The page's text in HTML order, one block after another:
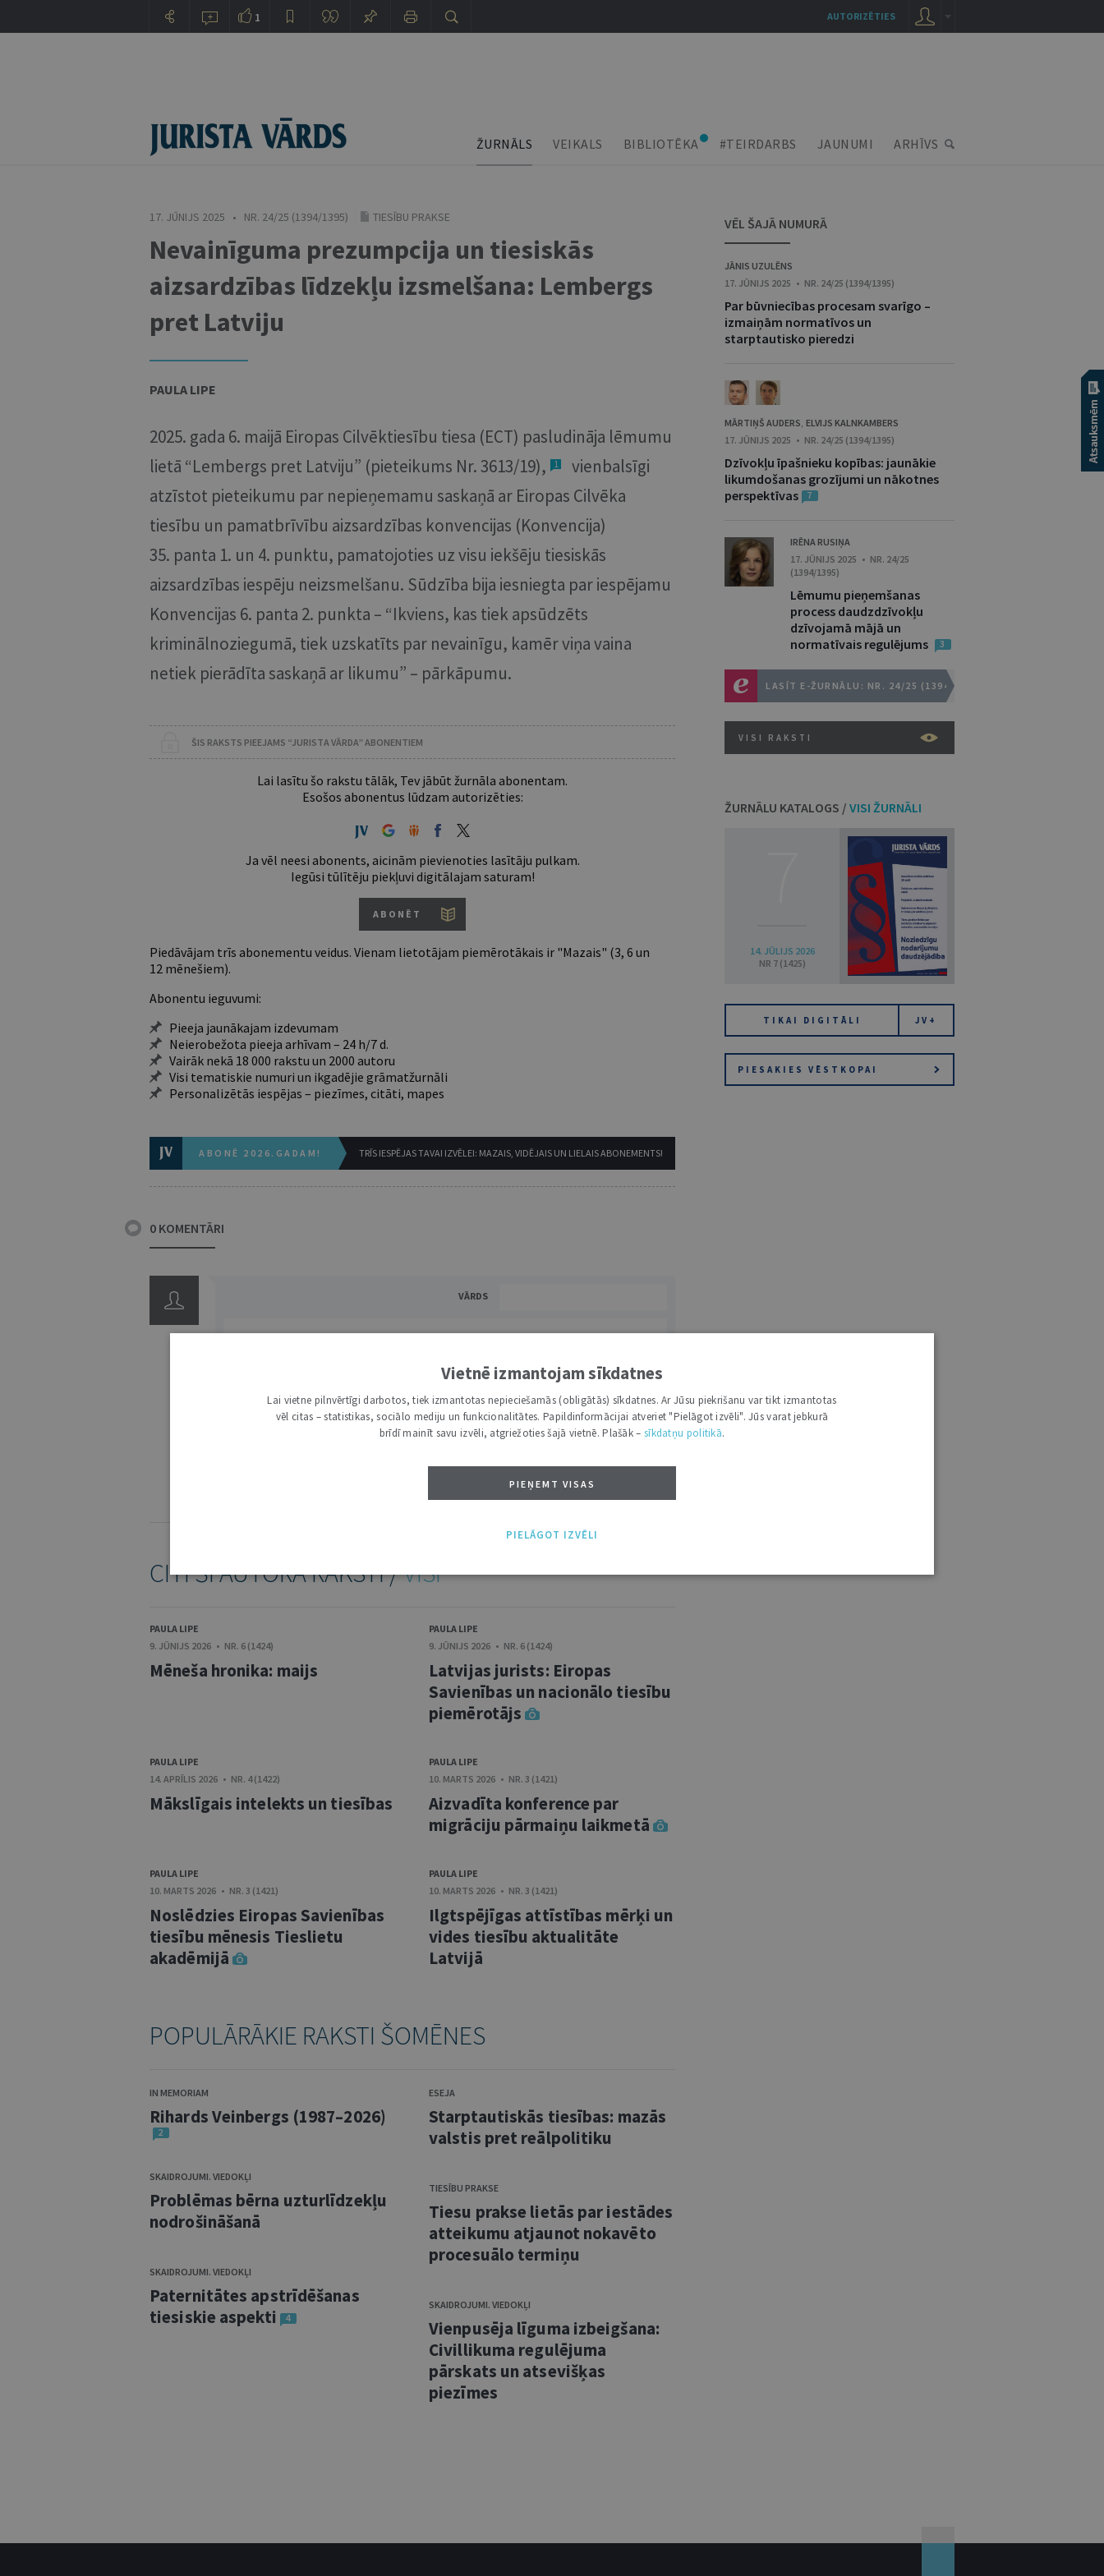
ŽURNĀLS VEIKALS BIBLIOTĒKA #TEIRDARBS JAUNUMI ARHĪVS
17. JŪNIJS 2025 • NR. 24/25 (1394/1395) TIESĪBU PRAKSE
Nevainīguma prezumpcija un tiesiskās
aizsardzības līdzekļu izsmelšana: Lembergs
pret Latviju
PAULA LIPE
2025. gada 6. maijā Eiropas Cilvēktiesību tiesa (ECT) pasludināja lēmumu
lietā “Lembergs pret Latviju” (pieteikums Nr. 3613/19),
1
vienbalsīgi
atzīstot pieteikumu par nepieņemamu saskaņā ar Eiropas Cilvēka
tiesību un pamatbrīvību aizsardzības konvencijas (Konvencija)
35. panta 1. un 4. punktu, pamatojoties uz visu iekšēju tiesiskās
aizsardzības iespēju neizsmelšanu. Sūdzība bija iesniegta par iespējamu
Konvencijas 6. panta 2. punkta – “Ikviens, kas tiek apsūdzēts
kriminālnoziegumā, tiek uzskatīts par nevainīgu, kamēr viņa vaina
netiek pierādīta saskaņā ar likumu” – pārkāpumu.
ŠIS RAKSTS PIEEJAMS “JURISTA VĀRDA” ABONENTIEM
Lai lasītu šo rakstu tālāk, Tev jābūt žurnāla abonentam.
Esošos abonentus lūdzam autorizēties:
Ja vēl neesi abonents, aicinām pievienoties lasītāju pulkam.
Iegūsi tūlītēju piekļuvi digitālajam saturam!
ABONĒT
Piedāvājam trīs abonementu veidus. Vienam lietotājam piemērotākais ir "Mazais" (3, 6 un
12 mēnešiem).
Abonentu ieguvumi:
Pieeja jaunākajam izdevumam
Neierobežota pieeja arhīvam – 24 h/7 d.
Vairāk nekā 18 000 rakstu un 2000 autoru
Visi tematiskie numuri un ikgadējie grāmatžurnāli
Personalizētās iespējas – piezīmes, citāti, mapes
ABONĒ 2026.GADAM! TRĪS IESPĒJAS TAVAI IZVĒLEI: MAZAIS, VIDĒJAIS UN LIELAIS ABONEMENTS!
0 KOMENTĀRI
VĀRDS
PIEVIENOT
CITI ŠĪ AUTORA RAKSTI /VISI
PAULA LIPE
9. JŪNIJS 2026 • NR. 6 (1424)
Mēneša hronika: maijs
PAULA LIPE
9. JŪNIJS 2026 • NR. 6 (1424)
Latvijas jurists: Eiropas
Savienības un nacionālo tiesību
piemērotājs
PAULA LIPE
14. APRĪLIS 2026 • NR. 4 (1422)
Mākslīgais intelekts un tiesības
PAULA LIPE
10. MARTS 2026 • NR. 3 (1421)
Aizvadīta konference par
migrāciju pārmaiņu laikmetā
PAULA LIPE
10. MARTS 2026 • NR. 3 (1421)
Noslēdzies Eiropas Savienības
tiesību mēnesis Tieslietu
akadēmijā
PAULA LIPE
10. MARTS 2026 • NR. 3 (1421)
Ilgtspējīgas attīstības mērķi un
vides tiesību aktualitāte
Latvijā
POPULĀRĀKIE RAKSTI ŠOMĒNES
IN MEMORIAM
Rihards Veinbergs (1987–2026)
2
SKAIDROJUMI. VIEDOKĻI
Problēmas bērna uzturlīdzekļu
nodrošināšanā
SKAIDROJUMI. VIEDOKĻI
Paternitātes apstrīdēšanas
tiesiskie aspekti
4
ESEJA
Starptautiskās tiesības: mazās
valstis pret reālpolitiku
TIESĪBU PRAKSE
Tiesu prakse lietās par iestādes
atteikumu atjaunot nokavēto
procesuālo termiņu
SKAIDROJUMI. VIEDOKĻI
Vienpusēja līguma izbeigšana:
Civillikuma regulējuma
pārskats un atsevišķas
piezīmes
VĒL ŠAJĀ NUMURĀ
JĀNIS UZULĒNS
17. JŪNIJS 2025 • NR. 24/25 (1394/1395)
Par būvniecības procesam svarīgo –
izmaiņām normatīvos un
starptautisko pieredzi
MĀRTIŅŠ AUDERS, ELVIJS KALNKAMBERS
17. JŪNIJS 2025 • NR. 24/25 (1394/1395)
Dzīvokļu īpašnieku kopības: jaunākie
likumdošanas grozījumi un nākotnes
perspektīvas
7
IRĒNA RUSIŅA
17. JŪNIJS 2025 • NR. 24/25
(1394/1395)
Lēmumu pieņemšanas
process daudzdzīvokļu
dzīvojamā mājā un
normatīvais regulējums
3
LASĪT E-ŽURNĀLU: NR. 24/25 (1394/1395)
VISI RAKSTI
ŽURNĀLU KATALOGS / VISI ŽURNĀLI
14. JŪLIJS 2026
NR 7 (1425)
TIKAI DIGITĀLI JV+
PIESAKIES VĒSTKOPAI
1 AUTORIZĒTIES
Vietnē izmantojam sīkdatnes
Lai vietne pilnvērtīgi darbotos, tiek izmantotas nepieciešamās (obligātās) sīkdatnes. Ar Jūsu piekrišanu var tikt izmantotas
vēl citas – statistikas, sociālo mediju un funkcionalitātes. Papildinformācijai atveriet "Pielāgot izvēli". Jūs varat jebkurā
brīdī mainīt savu izvēli, atgriežoties šajā vietnē. Plašāk – sīkdatņu politikā.
PIEŅEMT VISAS
PIELĀGOT IZVĒLI